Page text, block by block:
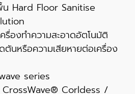
น Hard Floor Sanitise
รื่องทำความสะอาดอัตโนมัติ
ตันหรือความเสียหายต่อเครื่อง
series
Corldess /